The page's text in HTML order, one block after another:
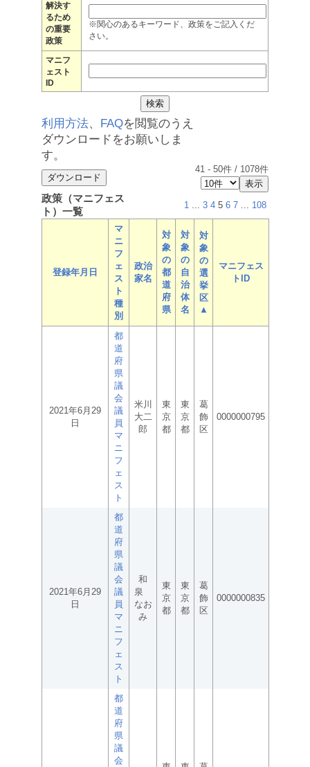
解決す
るため
の重要
政策
※関心のあるキーワード、政策をご記入くだ
さい。
マニフ
ェスト
ID
利用方法、 FAQを閲覧のうえ
ダウンロードをお願いしま
す。
41 - 50件 / 1078件
政策（マニフェス
ト）一覧
1 ... 3 4 5 6 7 ... 108
登録年月日
マ
ニ
フ
ェ
ス
ト
種
別
政治
家名
対
象
の
都
道
府
県
対
象
の
自
治
体
名
対
象
の
選
挙
区
▲
マニフェス
トID
2021年6月29
日
都
道
府
県
議
会
議
員
マ
ニ
フ
ェ
ス
ト
米川
大二
郎
東
京
都
東
京
都
葛
飾
区
0000000795
2021年6月29
日
都
道
府
県
議
会
議
員
マ
ニ
フ
ェ
ス
ト
和
泉
なお
み
東
京
都
東
京
都
葛
飾
区
0000000835
都
道
府
県
議
会